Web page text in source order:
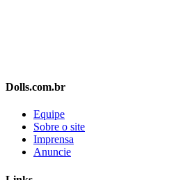
Dolls.com.br
Equipe
Sobre o site
Imprensa
Anuncie